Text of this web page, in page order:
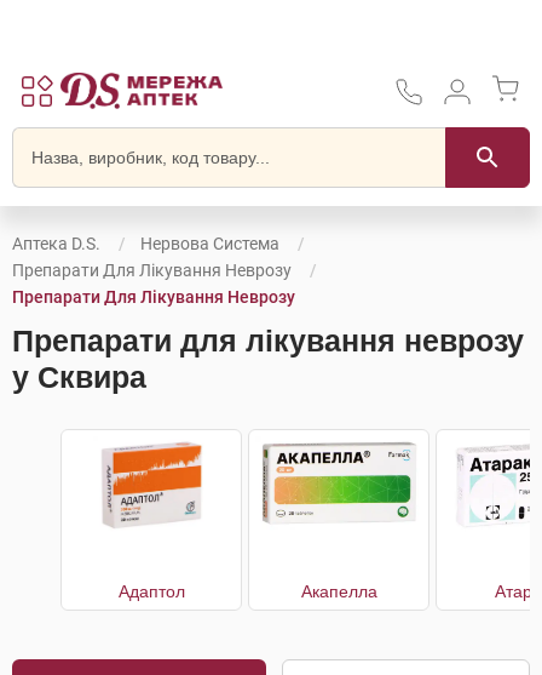
Аптека D.S.
Нервова Система
Препарати Для Лікування Неврозу
Препарати Для Лікування Неврозу
Препарати для лікування неврозу
у Сквира
Адаптол Акапелла